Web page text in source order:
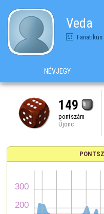
Veda
Fanatikus
NÉVJEGY
149
pontszám
Újonc